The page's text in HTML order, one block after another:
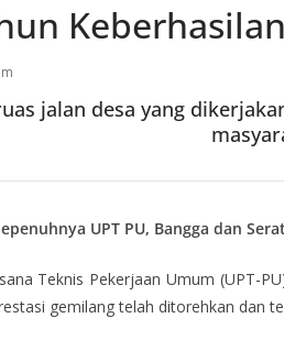
jalan desa yang
UPT PU, Bangga dan
Teknis Pekerjaan Umum (UPT-
gemilang telah ditorehkan dan